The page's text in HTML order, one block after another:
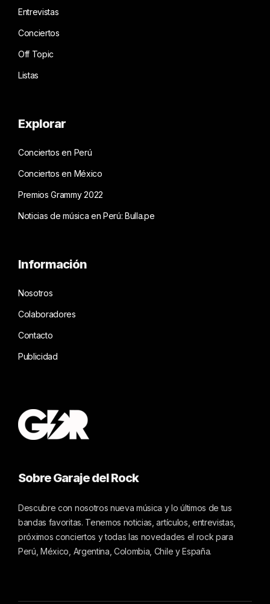
Entrevistas
Conciertos
Off Topic
Listas
Explorar
Conciertos en Perú
Conciertos en México
Premios Grammy 2022
Noticias de música en Perú: Bulla.pe
Información
Nosotros
Colaboradores
Contacto
Publicidad
Sobre Garaje del Rock
Descubre con nosotros nueva música y lo últimos de tus
bandas favoritas. Tenemos noticias, artículos, entrevistas,
próximos conciertos y todas las novedades el rock para
Perú, México, Argentina, Colombia, Chile y España.